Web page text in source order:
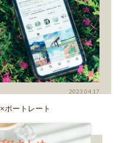
2023.04.17
ポートレート